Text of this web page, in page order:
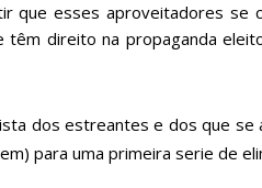
que esses aproveitadores se
têm direito na propaganda
dos estreantes e dos que
para uma primeira serie de